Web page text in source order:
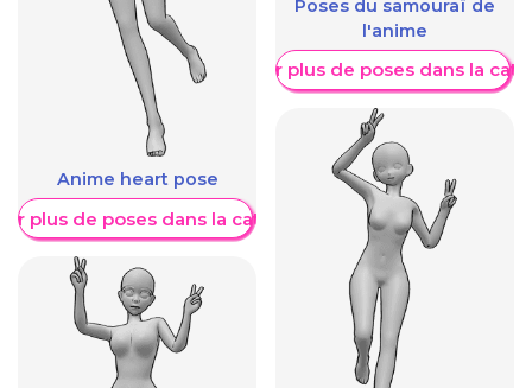
Anime heart pose
plus de poses dans la catégorie
Poses du samouraï de
l'anime
Afficher plus de poses dans la